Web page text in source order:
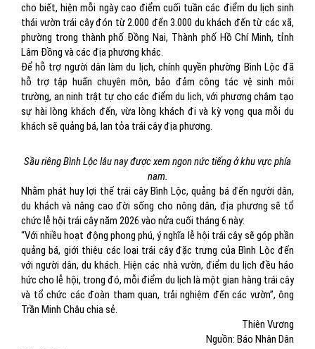
cho biết, hiện mỗi ngày cao điểm cuối tuần các điểm du lịch sinh
thái vườn trái cây đón từ 2.000 đến 3.000 du khách đến từ các xã,
phường trong thành phố Đồng Nai, Thành phố Hồ Chí Minh, tỉnh
Lâm Đồng và các địa phương khác.
Để hỗ trợ người dân làm du lịch, chính quyền phường Bình Lộc đã
hỗ trợ tập huấn chuyên môn, bảo đảm công tác vệ sinh môi
trường, an ninh trật tự cho các điểm du lịch, với phương châm tạo
sự hài lòng khách đến, vừa lòng khách đi và kỳ vọng qua mỗi du
khách sẽ quảng bá, lan tỏa trái cây địa phương.
Sầu riêng Bình Lộc lâu nay được xem ngon nức tiếng ở khu vực phía
nam.
Nhằm phát huy lợi thế trái cây Bình Lộc, quảng bá đến người dân,
du khách và nâng cao đời sống cho nông dân, địa phương sẽ tổ
chức lễ hội trái cây năm 2026 vào nửa cuối tháng 6 này:
“Với nhiều hoạt động phong phú, ý nghĩa lễ hội trái cây sẽ góp phần
quảng bá, giới thiệu các loại trái cây đặc trưng của Bình Lộc đến
với người dân, du khách. Hiện các nhà vườn, điểm du lịch đều háo
hức cho lễ hội, trong đó, mỗi điểm du lịch là một gian hàng trái cây
và tổ chức các đoàn tham quan, trải nghiệm đến các vườn”, ông
Trần Minh Châu chia sẻ.
Thiên Vương
Nguồn: Báo Nhân Dân